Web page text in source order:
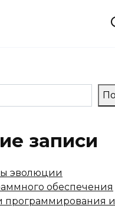
записи
эволюции
обеспечения
программирования и